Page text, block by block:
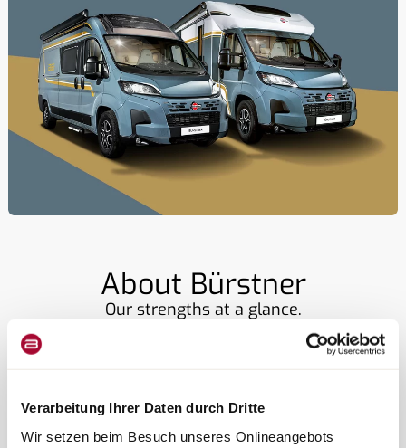
Verarbeitung Ihrer Daten durch Dritte
Wir setzen beim Besuch unseres Onlineangebots
About Bürstner
Our strengths at a glance.
whether it's a compact motorhome, a semi-integrated
materials represent modern travel.